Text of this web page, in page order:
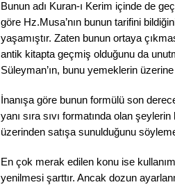
Bunun adı Kuran-ı Kerim içinde de
göre Hz.Musa’nın bunun tarifini
yaşamıştır. Zaten bunun ortaya
antik kitapta geçmiş olduğunu da
Süleyman’ın, bunu yemeklerin
İnanışa göre bunun formülü son
yanı sıra sıvı formatında olan
üzerinden satışa sunulduğunu
En çok merak edilen konu ise
yenilmesi şarttır. Ancak dozun